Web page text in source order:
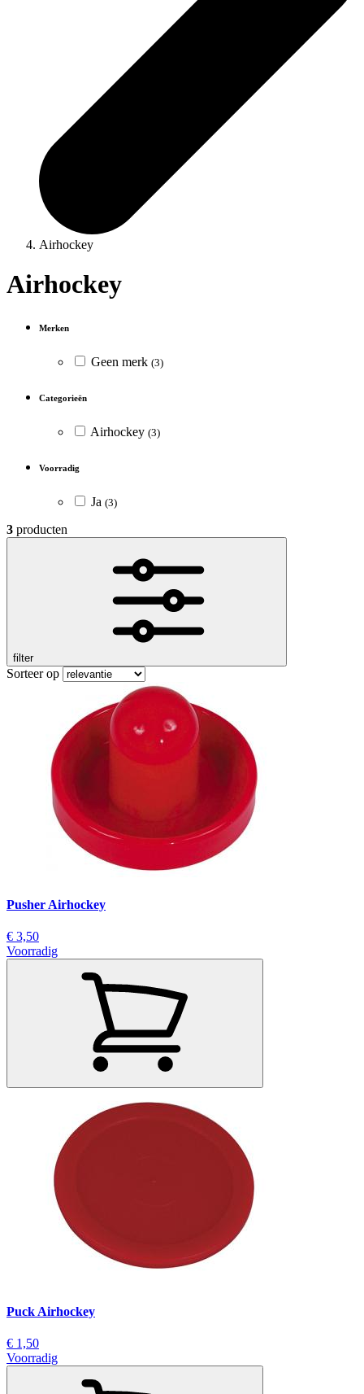
Airhockey
Airhockey
Merken
Geen merk (3)
Categorieën
Airhockey (3)
Voorradig
Ja (3)
3 producten
filter
Sorteer op
Pusher Airhockey
€ 3,50
Voorradig
Puck Airhockey
€ 1,50
Voorradig